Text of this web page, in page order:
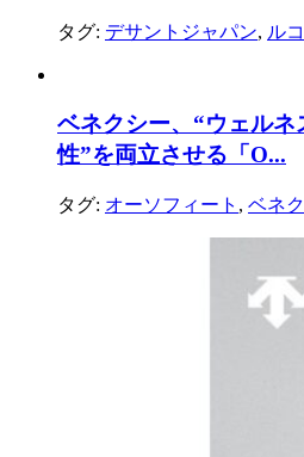
タグ: デサントジャパン, ル
ベネクシー、“ウェルネ
性”を両立させる「O...
タグ: オーソフィート , ベネ